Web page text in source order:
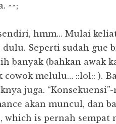
^^;
hmm… Mulai
dulu. Seperti sudah gue
banyak (bahkan awak
cowok melulu… ::lol:: ).
juga.
akan muncul, dan
which is pernah sempat